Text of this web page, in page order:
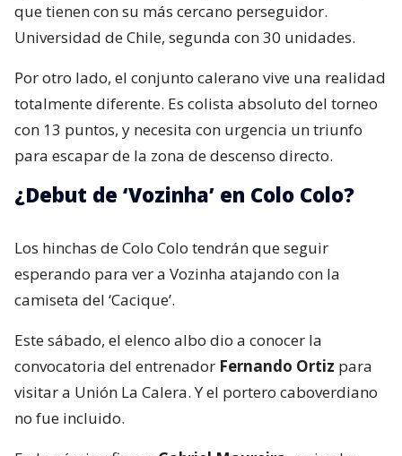
que tienen con su más cercano perseguidor.
Universidad de Chile, segunda con 30 unidades.
Por otro lado, el conjunto calerano vive una realidad
totalmente diferente. Es colista absoluto del torneo
con 13 puntos, y necesita con urgencia un triunfo
para escapar de la zona de descenso directo.
¿Debut de ‘Vozinha’ en Colo Colo?
Los hinchas de Colo Colo tendrán que seguir
esperando para ver a Vozinha atajando con la
camiseta del ‘Cacique’.
Este sábado, el elenco albo dio a conocer la
convocatoria del entrenador Fernando Ortiz para
visitar a Unión La Calera. Y el portero caboverdiano
no fue incluido.